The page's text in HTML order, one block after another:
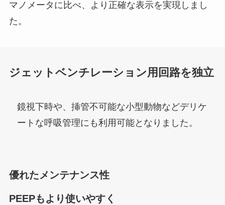
マノメータに比べ、より正確な表示を実現しまし
た。
ジェットベンチレーション用回路を独立
鏡視下時や、挿管不可能な小型動物などデリケ
ートな呼吸管理にも利用可能となりました。
優れたメンテナンス性
PEEPもより使いやすく